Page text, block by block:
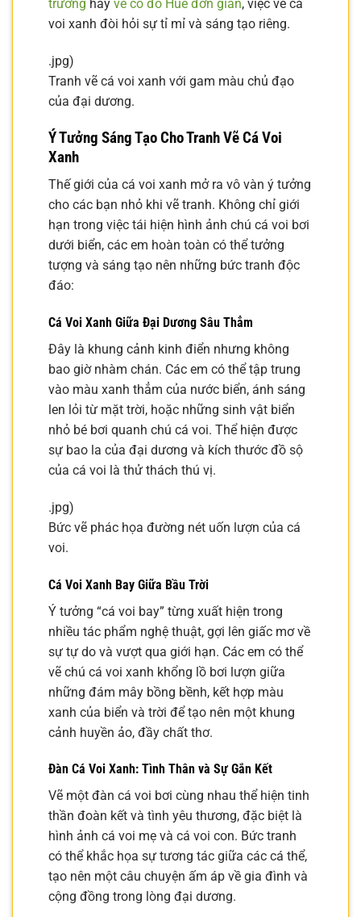
trường hay vẽ cố đô Huế đơn giản, việc vẽ cá
voi xanh đòi hỏi sự tỉ mỉ và sáng tạo riêng.
.jpg)
Tranh vẽ cá voi xanh với gam màu chủ đạo
của đại dương.
Ý Tưởng Sáng Tạo Cho Tranh Vẽ Cá Voi
Xanh
Thế giới của cá voi xanh mở ra vô vàn ý tưởng
cho các bạn nhỏ khi vẽ tranh. Không chỉ giới
hạn trong việc tái hiện hình ảnh chú cá voi bơi
dưới biển, các em hoàn toàn có thể tưởng
tượng và sáng tạo nên những bức tranh độc
đáo:
Cá Voi Xanh Giữa Đại Dương Sâu Thẳm
Đây là khung cảnh kinh điển nhưng không
bao giờ nhàm chán. Các em có thể tập trung
vào màu xanh thẳm của nước biển, ánh sáng
len lỏi từ mặt trời, hoặc những sinh vật biển
nhỏ bé bơi quanh chú cá voi. Thể hiện được
sự bao la của đại dương và kích thước đồ sộ
của cá voi là thử thách thú vị.
.jpg)
Bức vẽ phác họa đường nét uốn lượn của cá
voi.
Cá Voi Xanh Bay Giữa Bầu Trời
Ý tưởng “cá voi bay” từng xuất hiện trong
nhiều tác phẩm nghệ thuật, gợi lên giấc mơ về
sự tự do và vượt qua giới hạn. Các em có thể
vẽ chú cá voi xanh khổng lồ bơi lượn giữa
những đám mây bồng bềnh, kết hợp màu
xanh của biển và trời để tạo nên một khung
cảnh huyền ảo, đầy chất thơ.
Đàn Cá Voi Xanh: Tình Thân và Sự Gắn Kết
Vẽ một đàn cá voi bơi cùng nhau thể hiện tinh
thần đoàn kết và tình yêu thương, đặc biệt là
hình ảnh cá voi mẹ và cá voi con. Bức tranh
có thể khắc họa sự tương tác giữa các cá thể,
tạo nên một câu chuyện ấm áp về gia đình và
cộng đồng trong lòng đại dương.